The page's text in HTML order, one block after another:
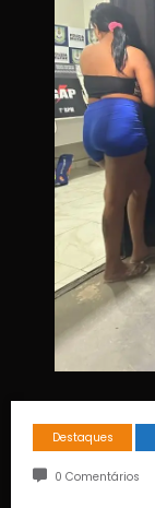
Destaques
0 Comentários